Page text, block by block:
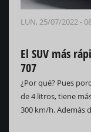
LUN, 25/07/2022 -
El SUV más
707
¿Por qué? Pues
de 4 litros, tiene
300 km/h. Además